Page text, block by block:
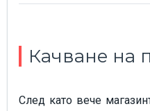
Качване на
След като вече